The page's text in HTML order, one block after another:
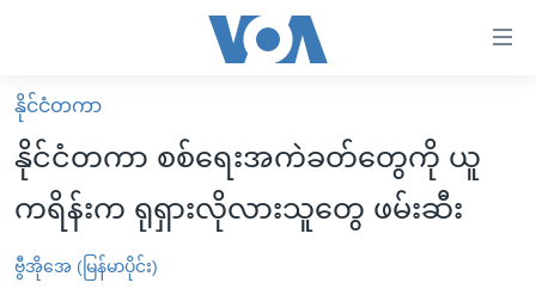
လွယ်ကူ
စေ
သည့်
များ
မူလစာမျက်နှာ
မြန်မာ
ကမ္ဘာ့သတင်းများ
နိုင်ငံတကာ
ဗွီဒီယို
နိုင်ငံတကာ
နိုင်ငံတကာ စစ်ရေးအကဲခတ်တွေကို ယူ
ကရိန်းက ရုရှားလိုလားသူတွေ ဖမ်းဆီး
ဗွီအိုအေ (မြန်မာပိုင်း)